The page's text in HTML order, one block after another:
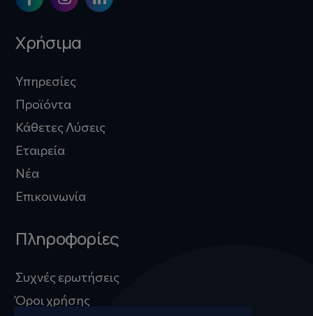
Χρήσιμα
Υπηρεσίες
Προϊόντα
Κάθετες Λύσεις
Εταιρεία
Νέα
Επικοινωνία
Πληροφορίες
Συχνές ερωτήσεις
Όροι χρήσης